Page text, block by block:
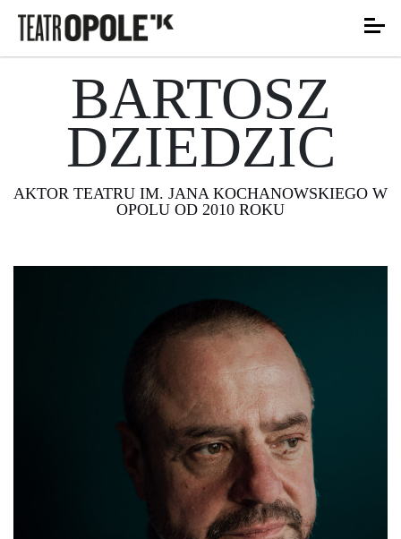
BARTOSZ
DZIEDZIC
AKTOR TEATRU IM. JANA KOCHANOWSKIEGO W
OPOLU OD 2010 ROKU